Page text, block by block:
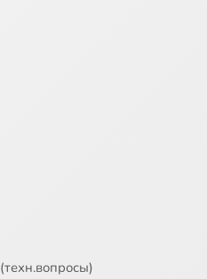
(техн.вопросы)